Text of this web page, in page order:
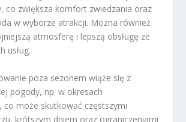
co zwiększa komfort zwiedzania oraz
w wyborze atrakcji. Można również
atmosferę i lepszą obsługę ze
usług.
poza sezonem wiąże się z
pogody, np. w okresach
co może skutkować częstszymi
krótszym dniem oraz ograniczeniami